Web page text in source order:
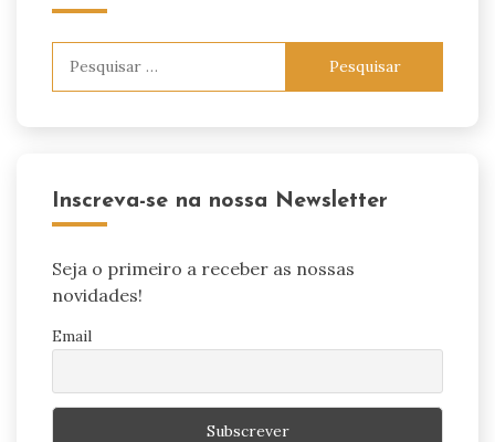
Inscreva-se na nossa Newsletter
Seja o primeiro a receber as nossas
novidades!
Email